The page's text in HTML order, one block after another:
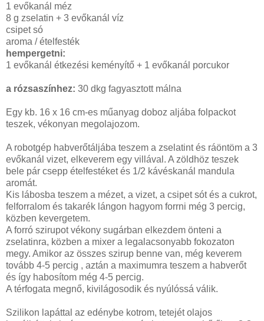
1 evőkanál méz
8 g zselatin + 3 evőkanál víz
csipet só
aroma / ételfesték
hempergetni:
1 evőkanál étkezési keményítő + 1 evőkanál porcukor
a rózsaszínhez: 30 dkg fagyasztott málna
Egy kb. 16 x 16 cm-es műanyag doboz aljába folpackot
teszek, vékonyan megolajozom.
A robotgép habverőtáljába teszem a zselatint és ráöntöm a 3
evőkanál vizet, elkeverem egy villával. A zöldhöz teszek
bele pár csepp ételfestéket és 1/2 kávéskanál mandula
aromát.
Kis lábosba teszem a mézet, a vizet, a csipet sót és a cukrot,
felforralom és takarék lángon hagyom forrni még 3 percig,
közben kevergetem.
A forró szirupot vékony sugárban elkezdem önteni a
zselatinra, közben a mixer a legalacsonyabb fokozaton
megy. Amikor az összes szirup benne van, még keverem
tovább 4-5 percig , aztán a maximumra teszem a habverőt
és így habosítom még 4-5 percig.
A térfogata megnő, kivilágosodik és nyúlóssá válik.
Szilikon lapáttal az edénybe kotrom, tetejét olajos